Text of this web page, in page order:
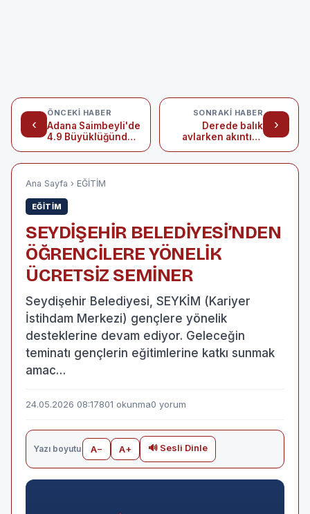
‹
ÖNCEKI HABER
Adana Saimbeyli'de
4.9 Büyüklüğünde
›
SONRAKI HABER
Derede balık
avlarken akıntıya
Ana Sayfa › EĞİTİM
EĞİTİM
SEYDİŞEHİR BELEDİYESİ’NDEN
ÖĞRENCİLERE YÖNELİK
ÜCRETSİZ SEMİNER
Seydişehir Belediyesi, SEYKİM (Kariyer
İstihdam Merkezi) gençlere yönelik
desteklerine devam ediyor. Geleceğin
teminatı gençlerin eğitimlerine katkı sunmak
amac…
24.05.2026 08:17801 okunma0 yorum
Yazı boyutu A− A+ 🔊 Sesli Dinle